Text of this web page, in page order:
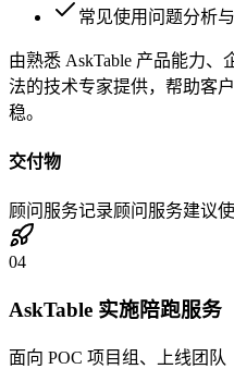
常见使用问题分析
由熟悉 AskTable 产品能力
法的技术专家提供，帮助客
稳。
交付物
顾问服务记录顾问服务建议
04
AskTable 实施陪跑服务
面向 POC 项目组、上线团队